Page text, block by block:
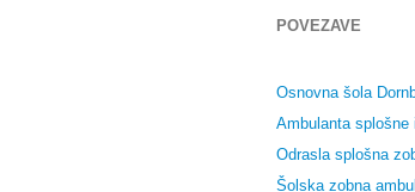
POVEZAVE
Osnovna šola
Ambulanta splošne
Odrasla splošna
Šolska zobna